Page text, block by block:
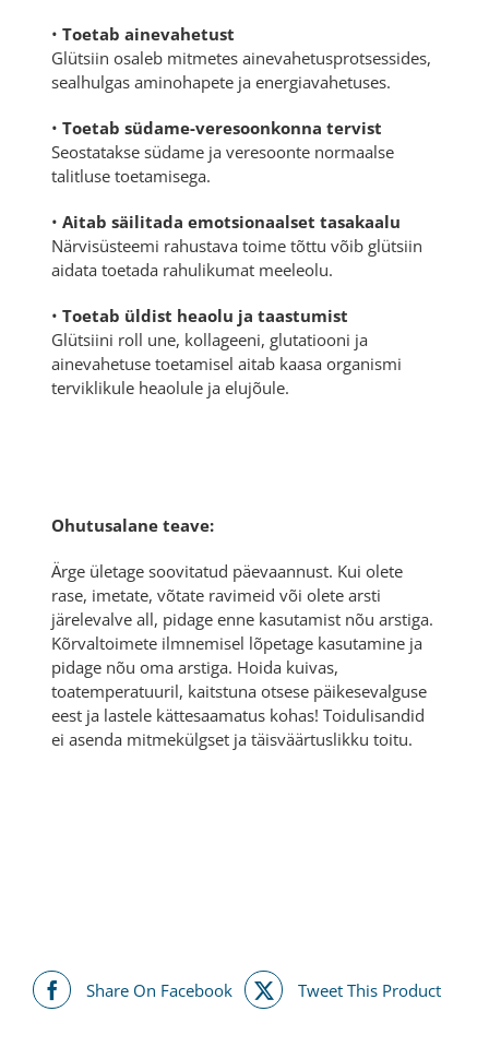
• Toetab ainevahetust
Glütsiin osaleb mitmetes ainevahetusprotsessides,
sealhulgas aminohapete ja energiavahetuses.
• Toetab südame-veresoonkonna tervist
Seostatakse südame ja veresoonte normaalse
talitluse toetamisega.
• Aitab säilitada emotsionaalset tasakaalu
Närvisüsteemi rahustava toime tõttu võib glütsiin
aidata toetada rahulikumat meeleolu.
• Toetab üldist heaolu ja taastumist
Glütsiini roll une, kollageeni, glutatiooni ja
ainevahetuse toetamisel aitab kaasa organismi
terviklikule heaolule ja elujõule.
Ohutusalane teave:
Ärge ületage soovitatud päevaannust. Kui olete
rase, imetate, võtate ravimeid või olete arsti
järelevalve all, pidage enne kasutamist nõu arstiga.
Kõrvaltoimete ilmnemisel lõpetage kasutamine ja
pidage nõu oma arstiga. Hoida kuivas,
toatemperatuuril, kaitstuna otsese päikesevalguse
eest ja lastele kättesaamatus kohas! Toidulisandid
ei asenda mitmekülgset ja täisväärtuslikku toitu.
Share On Facebook Tweet This Product